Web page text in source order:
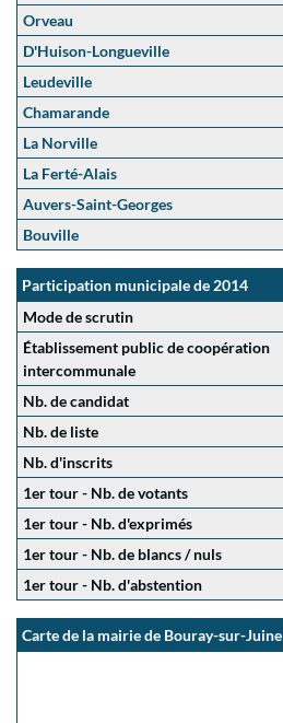
Orveau
D'Huison-Longueville
Leudeville
Chamarande
La Norville
La Ferté-Alais
Auvers-Saint-Georges
Bouville
Participation municipale de 2014
Mode de scrutin
Établissement public de coopération
intercommunale
Nb. de candidat
Nb. de liste
Nb. d'inscrits
1er tour - Nb. de votants
1er tour - Nb. d'exprimés
1er tour - Nb. de blancs / nuls
1er tour - Nb. d'abstention
Carte de la mairie de Bouray-sur-Juine